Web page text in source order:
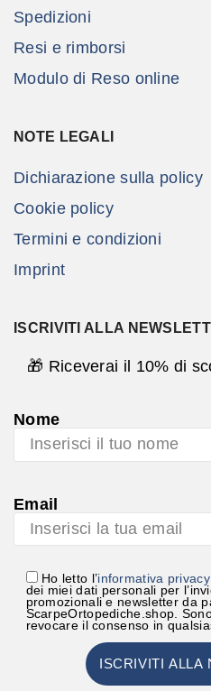
Spedizioni
Resi e rimborsi
Modulo di Reso online
NOTE LEGALI
Dichiarazione sulla policy
Cookie policy
Termini e condizioni
Imprint
ISCRIVITI ALLA
🎁 Riceverai il 10% di
Nome
Email
Ho letto l’informativa privacy
dei miei dati personali per
promozionali e newsletter da
ScarpeOrtopediche.shop.
revocare il consenso in